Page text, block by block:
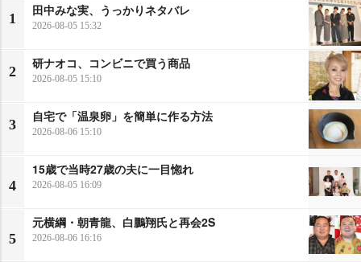
1
田中みな実、うっかりネタバレ
2026-08-05 15:32
2
研ナオコ、コンビニで買う商品
2026-08-05 15:10
3
自宅で「温泉卵」を簡単に作る方法
2026-08-06 15:10
4
15歳で当時27歳の夫に一目惚れ
2026-08-05 16:09
5
元横綱・朝青龍、白鵬翔氏と再会2S
2026-08-06 16:16